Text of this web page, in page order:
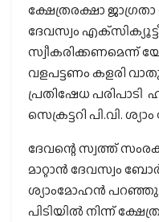
ക്ഷേത്രരക്ഷാ
ദേവസ്വം
സ്വീകരിക്കണമെന്ന്
വളപട്ടണം കളരി
പ്രതിഷേധ
സെക്രട്ടറി പി.വി.
ദേവന്റെ സ്വത്ത്
മാറ്റാന്‍ ദേവസ്വം
ശ്യാംമോഹന്‍ പറഞ്ഞു.
പിടിയില്‍ നിന്ന്